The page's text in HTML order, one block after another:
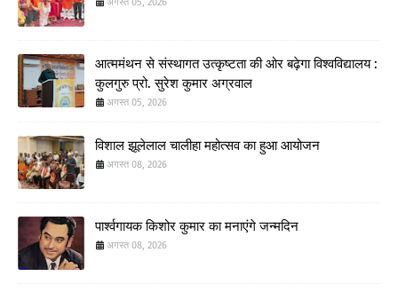
आत्ममंथन से संस्थागत उत्कृष्टता की ओर बढ़ेगा विश्वविद्यालय :
कुलगुरु प्रो. सुरेश कुमार अग्रवाल
अगस्त 05, 2026
विशाल झूलेलाल चालीहा महोत्सव का हुआ आयोजन
अगस्त 08, 2026
पार्श्वगायक किशोर कुमार का मनाएंगे जन्मदिन
अगस्त 08, 2026